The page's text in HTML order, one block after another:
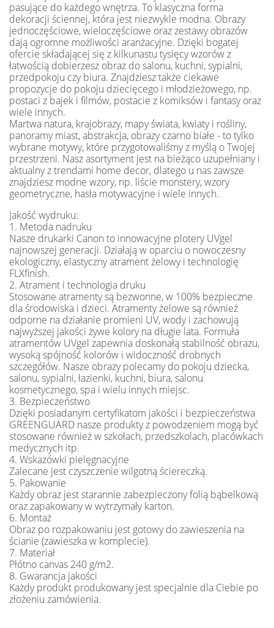
pasujące do każdego wnętrza. To klasyczna forma
dekoracji ściennej, która jest niezwykle modna. Obrazy
jednoczęściowe, wieloczęściowe oraz zestawy obrazów
dają ogromne możliwości aranżacyjne. Dzięki bogatej
ofercie składającej się z kilkunastu tysięcy wzorów z
łatwością dobierzesz obraz do salonu, kuchni, sypialni,
przedpokoju czy biura. Znajdziesz także ciekawe
propozycje do pokoju dziecięcego i młodzieżowego, np.
postaci z bajek i filmów, postacie z komiksów i fantasy oraz
wiele innych.
Martwa natura, krajobrazy, mapy świata, kwiaty i rośliny,
panoramy miast, abstrakcja, obrazy czarno białe - to tylko
wybrane motywy, które przygotowaliśmy z myślą o Twojej
przestrzeni. Nasz asortyment jest na bieżąco uzupełniany i
aktualny z trendami home decor, dlatego u nas zawsze
znajdziesz modne wzory, np. liście monstery, wzory
geometryczne, hasła motywacyjne i wiele innych.
Jakość wydruku:
1. Metoda nadruku
Nasze drukarki Canon to innowacyjne plotery UVgel
najnowszej generacji. Działają w oparciu o nowoczesny
ekologiczny, elastyczny atrament żelowy i technologię
FLXfinish.
2. Atrament i technologia druku
Stosowane atramenty są bezwonne, w 100% bezpieczne
dla środowiska i dzieci. Atramenty żelowe są również
odporne na działanie promieni UV, wody i zachowują
najwyższej jakości żywe kolory na długie lata. Formuła
atramentów UVgel zapewnia doskonałą stabilność obrazu,
wysoką spójność kolorów i widoczność drobnych
szczegółów. Nasze obrazy polecamy do pokoju dziecka,
salonu, sypialni, łazienki, kuchni, biura, salonu
kosmetycznego, spa i wielu innych miejsc.
3. Bezpieczeństwo
Dzięki posiadanym certyfikatom jakości i bezpieczeństwa
GREENGUARD nasze produkty z powodzeniem mogą być
stosowane również w szkołach, przedszkolach, placówkach
medycznych itp.
4. Wskazówki pielęgnacyjne
Zalecane jest czyszczenie wilgotną ściereczką.
5. Pakowanie
Każdy obraz jest starannie zabezpieczony folią bąbelkową
oraz zapakowany w wytrzymały karton.
6. Montaż
Obraz po rozpakowaniu jest gotowy do zawieszenia na
ścianie (zawieszka w komplecie).
7. Materiał
Płótno canvas 240 g/m2.
8. Gwarancja jakości
Każdy produkt produkowany jest specjalnie dla Ciebie po
złożeniu zamówienia.